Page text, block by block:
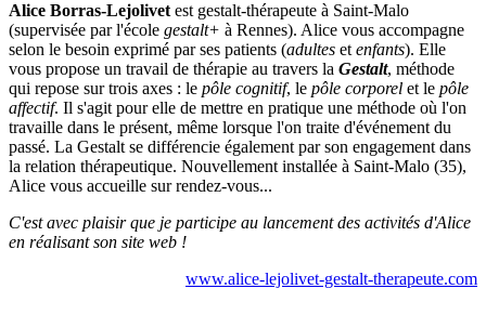
Alice Borras-Lejolivetest gestalt-thérapeute à Saint-Malo
(supervisée par l'école gestalt+ à Rennes). Alice vous accompagne
selon le besoin exprimé par ses patients (adultes etenfants). Elle
vous propose un travail de thérapie au travers la Gestalt, méthode
qui repose sur trois axes : le pôle cognitif, le pôle corporel et le pôle
affectif. Il s'agit pour elle de mettre en pratique une méthode où l'on
travaille dans le présent, même lorsque l'on traite d'événement du
passé. La Gestalt se différencie également par son engagement dans
la relation thérapeutique. Nouvellement installée à Saint-Malo (35),
Alice vous accueille sur rendez-vous...
C'est avec plaisir que je participe au lancement des activités d'Alice
en réalisant son site web !
www.alice-lejolivet-gestalt-therapeute.com